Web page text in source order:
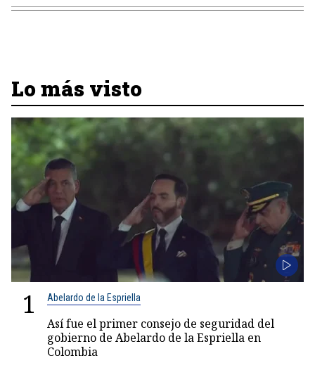
Lo más visto
1 Abelardo de la Espriella
Así fue el primer consejo de seguridad del
gobierno de Abelardo de la Espriella en
Colombia